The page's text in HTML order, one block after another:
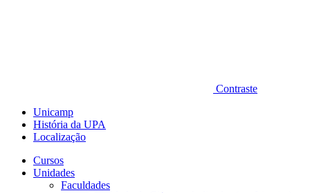
Contraste
Unicamp
História da UPA
Localização
Cursos
Unidades
Faculdades